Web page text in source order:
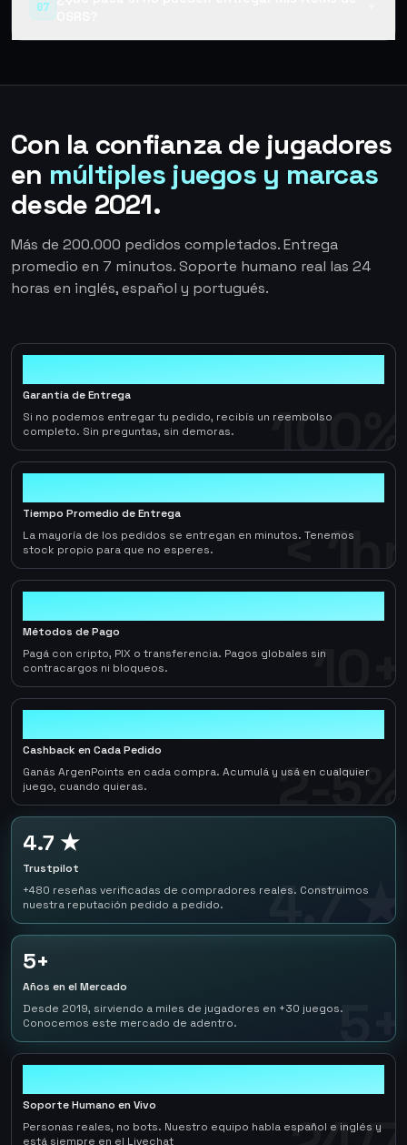
07
OSRS?
Con la confianza de jugadores
en múltiples juegos y marcas
desde 2021.
Más de 200.000 pedidos completados. Entrega
promedio en 7 minutos. Soporte humano real las 24
horas en inglés, español y portugués.
100%
Garantía de Entrega
Si no podemos entregar tu pedido, recibís un reembolso
completo. Sin preguntas, sin demoras.
< 1hr
Tiempo Promedio de Entrega
La mayoría de los pedidos se entregan en minutos. Tenemos
stock propio para que no esperes.
10+
Métodos de Pago
Pagá con cripto, PIX o transferencia. Pagos globales sin
contracargos ni bloqueos.
2-5%
Cashback en Cada Pedido
Ganás ArgenPoints en cada compra. Acumulá y usá en cualquier
juego, cuando quieras.
4.7 ★
4.7 ★
Trustpilot
+480 reseñas verificadas de compradores reales. Construimos
nuestra reputación pedido a pedido.
5+
5+
Años en el Mercado
Desde 2019, sirviendo a miles de jugadores en +30 juegos.
Conocemos este mercado de adentro.
Soporte Humano en Vivo
Personas reales, no bots. Nuestro equipo habla español e inglés y
está siempre en el Livechat